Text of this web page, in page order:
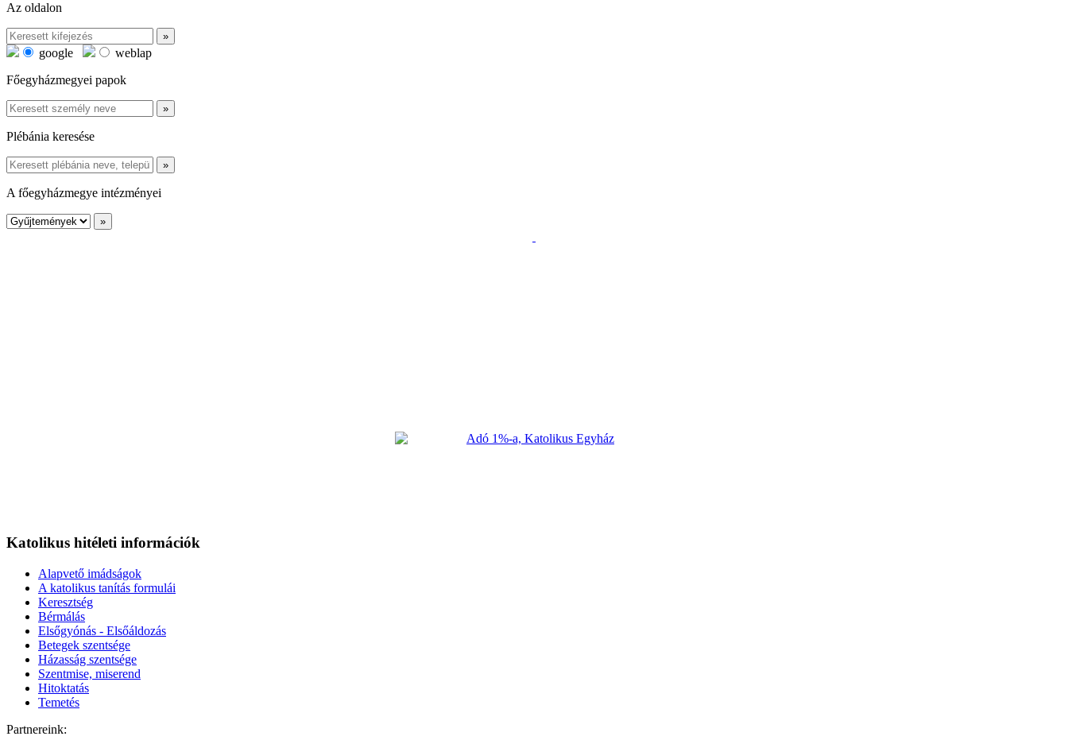
Az oldalon
google
weblap
Főegyházmegyei papok
Plébánia keresése
A főegyházmegye intézményei
Katolikus hitéleti információk
Alapvető imádságok
A katolikus tanítás formulái
Keresztség
Bérmálás
Elsőgyónás - Elsőáldozás
Betegek szentsége
Házasság szentsége
Szentmise, miserend
Hitoktatás
Temetés
Partnereink: